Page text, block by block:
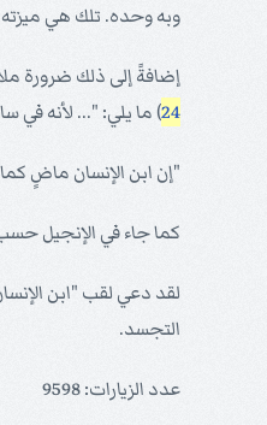
وبه وحده. تلك هي ميزته
إضافةً إلى ذلك ضرورة
24) ما يلي: "... لأنه في
"إن ابن الإنسان ماضٍ
كما جاء في الإنجيل
لقد دعي لقب "ابن
التجسد.
عدد الزيارات: 9598